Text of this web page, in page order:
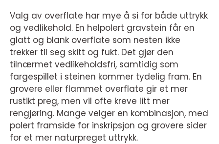
Valg av overflate har mye å si for både uttrykk
og vedlikehold. En helpolert gravstein får en
glatt og blank overflate som nesten ikke
trekker til seg skitt og fukt. Det gjør den
tilnærmet vedlikeholdsfri, samtidig som
fargespillet i steinen kommer tydelig fram. En
grovere eller flammet overflate gir et mer
rustikt preg, men vil ofte kreve litt mer
rengjøring. Mange velger en kombinasjon, med
polert framside for inskripsjon og grovere sider
for et mer naturpreget uttrykk.